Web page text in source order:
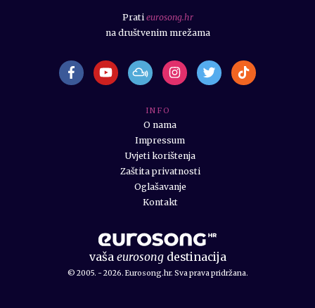
vaša eurosongdestinacija
© 2005. - 2026. Eurosong.hr. Sva prava pridržana.
I N F O
O nama
Impressum
Uvjeti korištenja
Zaštita privatnosti
Oglašavanje
Kontakt
Prati eurosong.hr
na društvenim mrežama